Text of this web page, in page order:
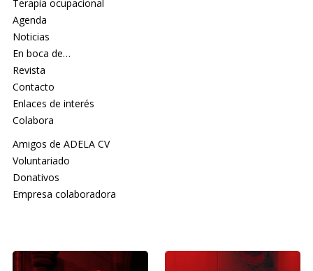
Terapia ocupacional
Agenda
Noticias
En boca de…
Revista
Contacto
Enlaces de interés
Colabora
Amigos de ADELA CV
Voluntariado
Donativos
Empresa colaboradora